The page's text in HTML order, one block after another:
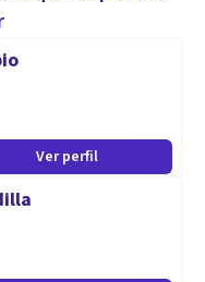
Ver perfil